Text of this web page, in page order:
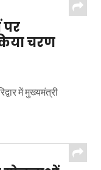
पर
चरण
में मुख्यमंत्री